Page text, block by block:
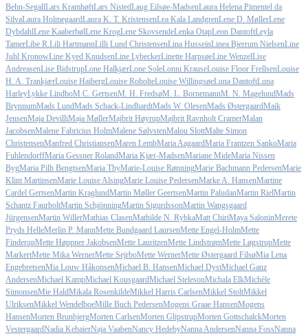
Behn-SegallLars KramhøftLars NistedLaug Eilsøe-MadsenLaura Helena Pimentel da
SilvaLaura HolmegaardLaura K. T. KristensenLea Kala LandgrenLene D. MøllerLene
DybdahlLene KaaberbølLene KrogLene SkovsendeLenka OtapLeon DantoftLeyla
TamerLibe R.Lili HartmannLilli Lund ChristensenLina HusseinLinea Bjerrum NielsenLine
Juhl KronowLine Kyed KnudsenLine LybeckerLinette HarpsøeLine WenzelLise
AndreasenLise BidstrupLone HalkjærLone SoleLonni KrauseLouise Floor FrellsenLouise
H. A. TrankjærLouise HaibergLouise RoholteLouise WillingsøeLuna DantoftLuna
HarleyLykke LindboM.C. GertsenM. H. FredsøM. L. BornemannM. N. MagelundMads
BrynnumMads LundMads Schack-LindhardtMads W. OlesenMads ØstergaardMaik
JensenMaja DevilliMaja MøllerMajbrit HøyrupMajbrit Ravnholt CramerMalan
JacobsenMalene Fabricius HolmMalene SølvstenMalou SlottMalte Simon
ChristensenManfred ChristiansenMaren LembMaria AagaardMaria Frantzen SankoMaria
FuhlendorffMaria Gessner RolandMaria Kjær-MadsenMariane MideMaria Nissen
BygMaria Pilh BengtsenMaria ThyMarie-Louise RønningMarie Bachmann PedersenMarie
Klint MartinsenMarie Louise AlsingMarie Louise PedersenMarke A. HansenMartine
Cardel GertsenMartin KraglundMartin Møller GeertsenMartin PaludanMartin RielMartin
Schantz FaurholtMartin SchjönningMartin SigurdssonMartin Wangsgaard
JürgensenMartin WillerMathias ClasenMathilde N. RybkaMatt ChiriMaya SaloninMerete
Pryds HelleMerlin P. MannMette Bundgaard LaursenMette Engel-HolmMette
FinderupMette Høppner JakobsenMette LauritzenMette LindstrømMette LøgstrupMette
MarkertMette Mika WernerMette SejrboMette WernerMette Østergaard FilsøMia Lena
EngebretsenMia Louw HåkonsenMichael B. HansenMichael DystMichael Ganz
AndersenMichael KampMichael KousgaardMichael StelesonMichala ElkMichèle
SimonsenMie HaldMikala RosenkildeMikkel Harris CarlsenMikkel StoltMikkel
UlriksenMikkel WendelboeMille Buch PedersenMogens Graae HansenMogens
HansenMorten BrunbjergMorten CarlsenMorten GlipstrupMorten GottschalckMorten
VestergaardNadia KebaierNaja VaabenNancy HedebyNanna AndersenNanna FossNanna